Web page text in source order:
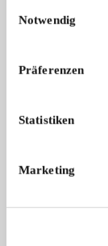
Notwendig
Präferenzen
Statistiken
Marketing
MG C
Das könnte